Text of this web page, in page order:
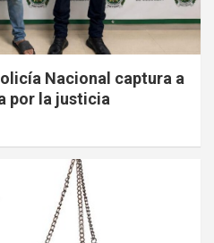
Nacional captura a
por la justicia